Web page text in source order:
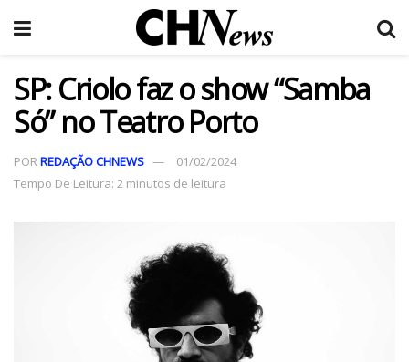
SP: Criolo faz o show “Samba
Só” no Teatro Porto
PORREDAÇÃO CHNEWS
01/02/2024
Tempo De Leitura: 2 minutos de leitura